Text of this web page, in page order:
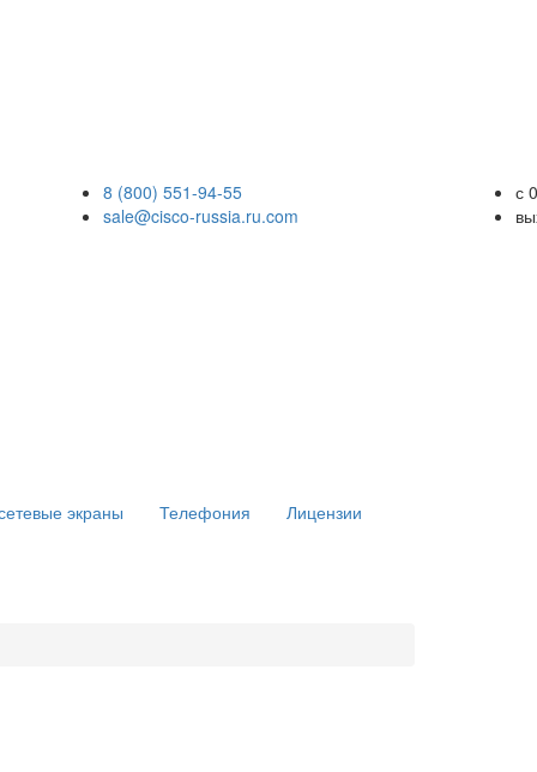
8 (800) 551-94-55
sale@cisco-russia.ru.com
с
экраны Телефония Лицензии